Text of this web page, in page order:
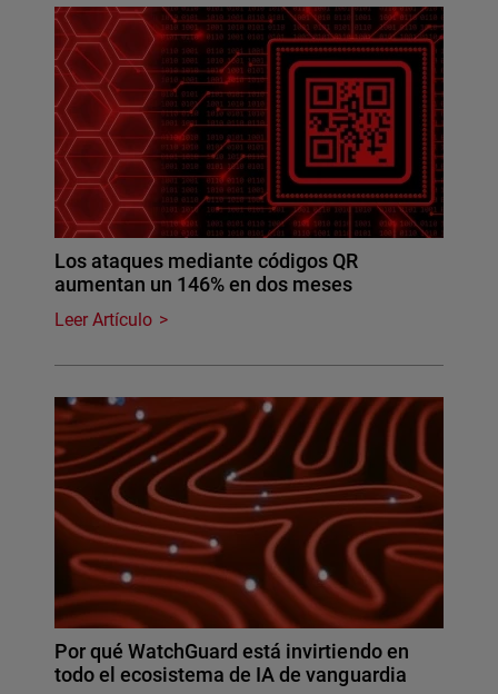
Los ataques mediante códigos QR
aumentan un 146% en dos meses
Leer Artículo
Por qué WatchGuard está invirtiendo en
todo el ecosistema de IA de vanguardia